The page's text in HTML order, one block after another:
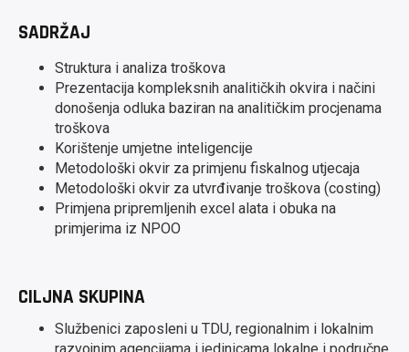
SADRŽAJ
Struktura i analiza troškova
Prezentacija kompleksnih analitičkih okvira i načini
donošenja odluka baziran na analitičkim procjenama
troškova
Korištenje umjetne inteligencije
Metodološki okvir za primjenu fiskalnog utjecaja
Metodološki okvir za utvrđivanje troškova (costing)
Primjena pripremljenih excel alata i obuka na
primjerima iz NPOO
CILJNA SKUPINA
Službenici zaposleni u TDU, regionalnim i lokalnim